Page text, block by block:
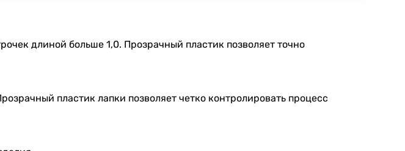
длиной больше 1,0. Прозрачный пластик позволяет точно
пластик лапки позволяет четко контролировать процесс